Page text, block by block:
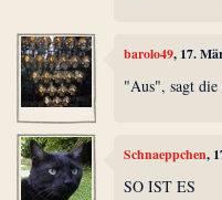
barolo49, 17.
"Aus", sagt
Schnaeppchen,
SO IST ES